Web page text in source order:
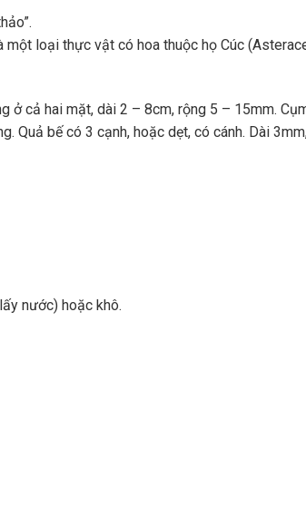
loại thực vật có hoa thuộc họ Cúc
ở cả hai mặt, dài 2 – 8cm, rộng 5 – 15mm.
Quả bế có 3 cạnh, hoặc dẹt, có cánh. Dài
nước) hoặc khô.